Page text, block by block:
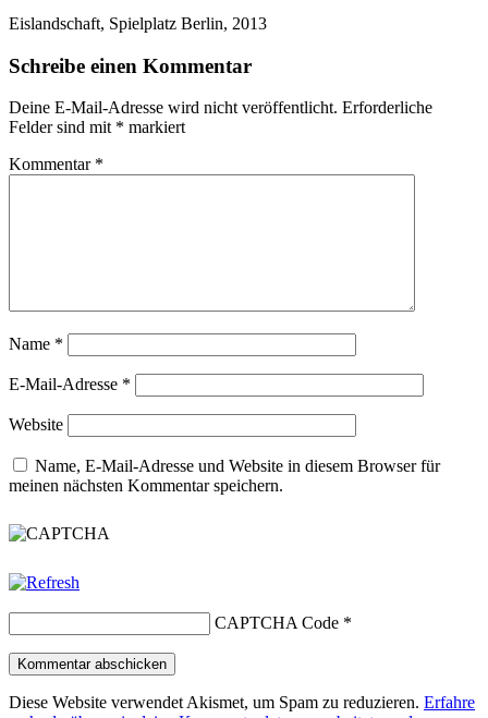
Eislandschaft, Spielplatz Berlin, 2013
Schreibe einen Kommentar
Deine E-Mail-Adresse wird nicht veröffentlicht. Erforderliche
Felder sind mit * markiert
Kommentar *
Name *
E-Mail-Adresse *
Website
Name, E-Mail-Adresse und Website in diesem Browser für
meinen nächsten Kommentar speichern.
CAPTCHA Code *
Diese Website verwendet Akismet, um Spam zu reduzieren. Erfahre